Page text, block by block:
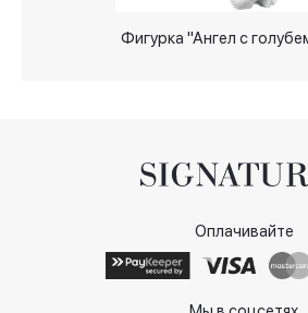
Фигурка "Ангел с
Оплачивайте